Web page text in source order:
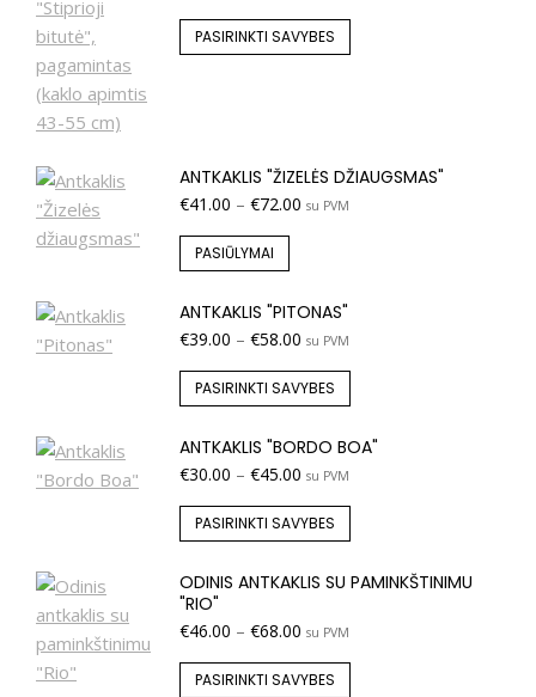
PASIRINKTI SAVYBES
ANTKAKLIS "ŽIZELĖS DŽIAUGSMAS"
€41.00 – €72.00 su PVM
PASIŪLYMAI
ANTKAKLIS "PITONAS"
€39.00 – €58.00 su PVM
PASIRINKTI SAVYBES
ANTKAKLIS "BORDO BOA"
€30.00 – €45.00 su PVM
PASIRINKTI SAVYBES
ODINIS ANTKAKLIS SU PAMINKŠTINIMU
"RIO"
€46.00 – €68.00 su PVM
PASIRINKTI SAVYBES